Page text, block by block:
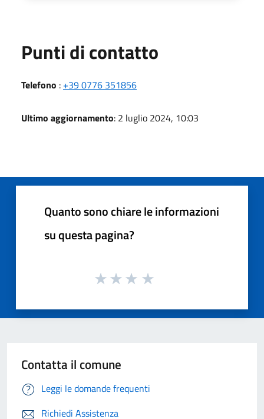
Punti di contatto
Telefono : +39 0776 351856
Ultimo aggiornamento: 2 luglio 2024, 10:03
Quanto sono chiare le informazioni
su questa pagina?
Contatta il comune
Leggi le domande frequenti
Richiedi Assistenza